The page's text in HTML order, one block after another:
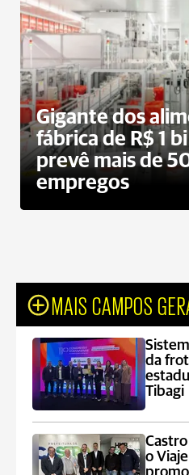
Gigante dos
fábrica de R$ 1
prevê mais de
empregos
MAIS CAMPOS
da
Tibagi
o